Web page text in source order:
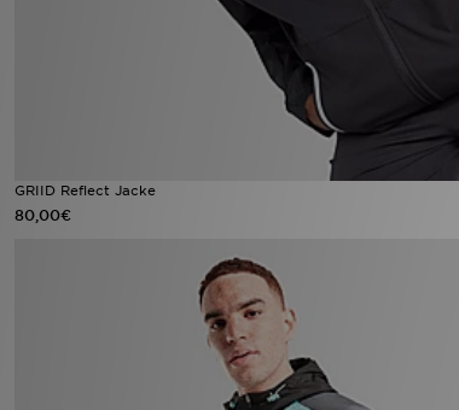
GRIID Reflect Jacke
80,00€